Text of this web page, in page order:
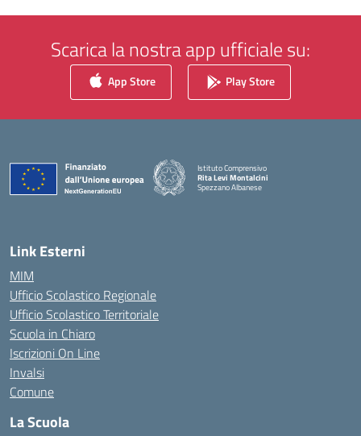
Scarica la nostra app ufficiale su:
App Store Play Store
Istituto Comprensivo
Rita Levi Montalcini
Spezzano Albanese
— Visita la pagina iniziale della scuola
Link Esterni
MIM
Ufficio Scolastico Regionale
Ufficio Scolastico Territoriale
Scuola in Chiaro
Iscrizioni On Line
Invalsi
Comune
La Scuola